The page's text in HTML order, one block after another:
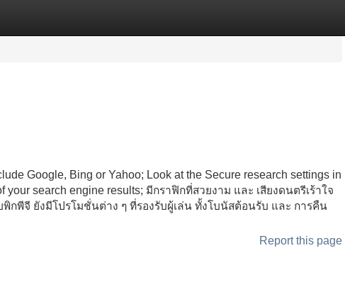
Google, Bing or Yahoo; Look at the Secure research settings in
search engine results; มีกราฟิกที่สวยงาม และ เสียงดนตรีเร้าใจ
กพีจี ยังมีโปรโมชั่นต่าง ๆ ที่รองรับผู้เล่น ทั้งโบนัสต้อนรับ และ การคืน
Report this page